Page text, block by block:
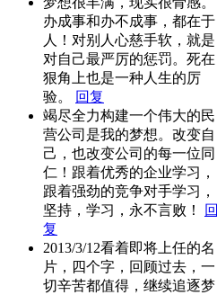
办成事和办不成事，都在于
人！对别人心慈手软，就是
对自己最严厉的惩罚。死在
狠角上也是一种人生的厉
验。
回复
竭尽全力构建一个伟大的民
营公司是我的梦想。改变自
己，也改变公司的每一位同
仁！跟着优秀的企业学习，
跟着强劲的竞争对手学习，
坚持，学习，永不言败！
回
复
2013/3/12看着即将上任的名
片，四个字，回顾过去，一
切辛苦都值得，继续追逐梦